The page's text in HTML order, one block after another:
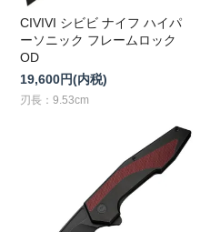
CIVIVI シビビ ナイフ ハイパ
ーソニック フレームロック
OD
19,600円(内税)
刃長：9.53cm